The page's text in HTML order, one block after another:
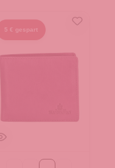
5 € gespart